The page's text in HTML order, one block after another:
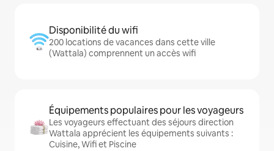
Disponibilité du wifi
200 locations de vacances dans cette ville
(Wattala) comprennent un accès wifi
Équipements populaires pour les voyageurs
Les voyageurs effectuant des séjours direction
Wattala apprécient les équipements suivants :
Cuisine, Wifi et Piscine